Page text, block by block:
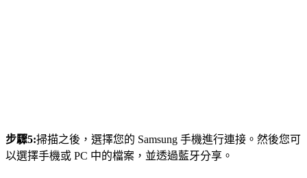
步驟5:掃描之後，選擇您的 Samsung 手機進行連接。然後您可
以選擇手機或 PC 中的檔案，並透過藍牙分享。